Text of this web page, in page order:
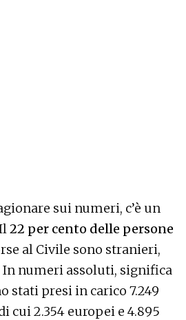
sui numeri, c’è un
22 per cento delle persone
al Civile sono stranieri,
numeri assoluti, significa
stati presi in carico 7.249
cui 2.354 europei e 4.895